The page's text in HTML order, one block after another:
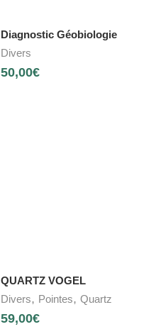
Diagnostic Géobiologie
Divers
50,00€
QUARTZ VOGEL
Divers, Pointes, Quartz
59,00€